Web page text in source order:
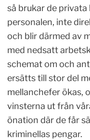
så brukar de
personalen, inte
och blir därmed av
med nedsatt
schemat om och
ersätts till stor del
mellanchefer ökas,
vinsterna ut från
önation där de får
kriminellas pengar.